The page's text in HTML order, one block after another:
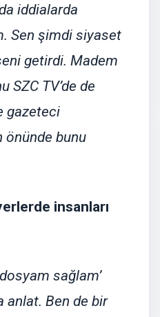
iddialarda
Sen şimdi siyaset
getirdi. Madem
SZC TV’de de
gazeteci
önünde bunu
insanları
sağlam’
anlat. Ben de bir